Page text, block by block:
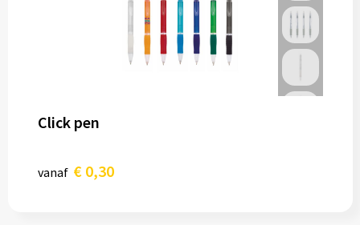
Click pen
vanaf € 0,30